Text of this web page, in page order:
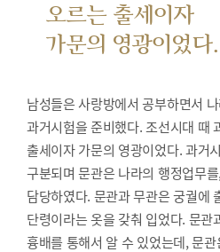
오르는 출세이자
가문의 영광이었다.
남성들은 사랑방에서 공부하면서
과거시험을 준비했다.조선시대 때
출세이자 가문의 영광이었다. 과거
구분되며 문관은 나라의 행정업무
담당하였다. 문관과 무관은 궁궐에
단령이라는 옷을 갖춰 입었다. 문관
흉배를 통해서 알 수 있었는데, 문